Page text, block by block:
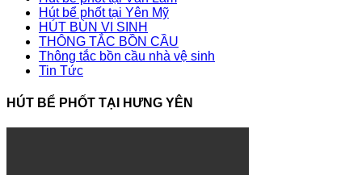
Hút bể phốt tại Yên Mỹ
HÚT BÙN VI SINH
THÔNG TẮC BỒN CẦU
Thông tắc bồn cầu nhà vệ sinh
Tin Tức
HÚT BỂ PHỐT TẠI HƯNG YÊN